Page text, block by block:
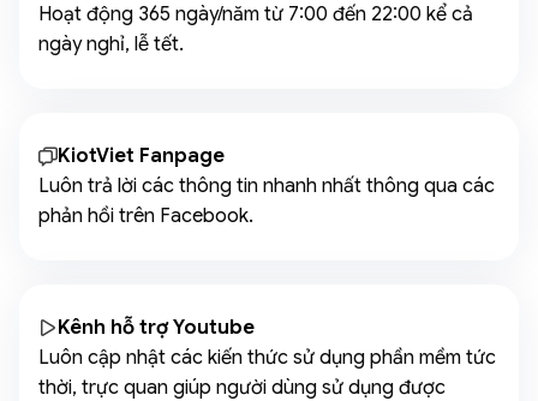
Hoạt động 365 ngày/năm từ 7:00 đến 22:00 kể cả
ngày nghỉ, lễ tết.
KiotViet Fanpage
Luôn trả lời các thông tin nhanh nhất thông qua các
phản hồi trên Facebook.
Kênh hỗ trợ Youtube
Luôn cập nhật các kiến thức sử dụng phần mềm tức
thời, trực quan giúp người dùng sử dụng được